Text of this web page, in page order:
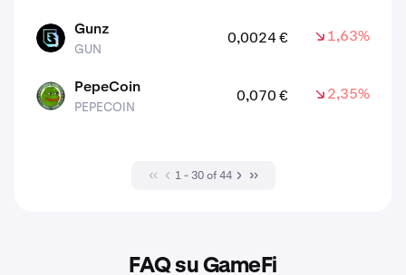
GUN Gunz
GUN
0,0024 € 1,63%
PEPECOIN PepeCoin
PEPECOIN
0,070 € 2,35%
1 - 30 of 44
FAQ su GameFi